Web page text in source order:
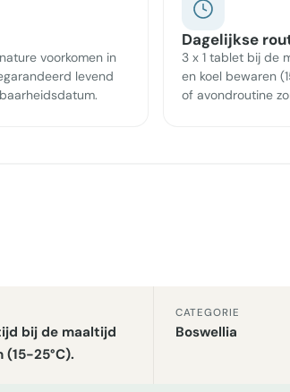
voorkomen in
levend
Dagelijkse
3 x 1 tablet bij de
en koel bewaren
of avondroutine
bij de maaltijd
(15-25°C).
CATEGORIE
Boswellia